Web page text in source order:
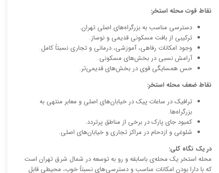
نقاط قوت محله استخر:
دسترسی مناسب به بزرگراه‌های اصلی تهران.
ترکیبی از بافت مسکونی قدیمی و نوساز.
وجود امکانات رفاهی، آموزشی، درمانی و تجاری نسبتاً کامل.
آرامش نسبی در بخش‌های مسکونی.
حس همسایگی قوی در بخش‌های قدیمی‌تر.
نقاط ضعف محله استخر:
ترافیک در ساعات پیک در خیابان‌های اصلی و معابر منتهی به
بزرگراه‌ها.
کمبود جای پارک در برخی از مناطق پرتردد.
شلوغی و ازدحام در مراکز تجاری و خیابان‌های اصلی.
در یک نگاه کلی:
محله استخر یک محله‌ی باسابقه و رو به توسعه در شمال شرق تهران است
که با دارا بودن امکانات مناسب و دسترسی‌های نسبتاً خوب، محیطی قابل